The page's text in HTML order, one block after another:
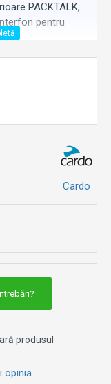
PACKTALK,
pentru
fără antenă
doua generație,
și mai ușor și
universală
Natural
rapidă prin
Cardo
opinia
produsul